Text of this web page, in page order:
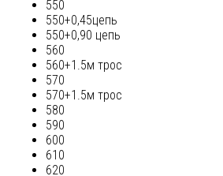
550
550+0,45цепь
550+0,90 цепь
560
560+1.5м трос
570
570+1.5м трос
580
590
600
610
620